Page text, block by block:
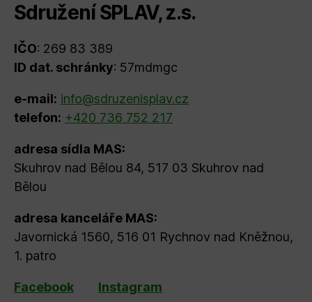
Sdružení SPLAV, z.s.
IČO: 269 83 389
ID dat. schránky: 57mdmgc
e-mail: info@sdruzenisplav.cz
telefon: +420 736 752 217
adresa sídla MAS:
Skuhrov nad Bělou 84, 517 03 Skuhrov nad
Bělou
adresa kanceláře MAS:
Javornická 1560, 516 01 Rychnov nad Kněžnou,
1. patro
Facebook Instagram